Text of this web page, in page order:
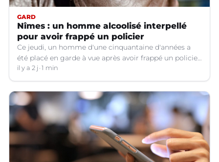
GARD
Nîmes : un homme alcoolisé interpellé
pour avoir frappé un policier
Ce jeudi, un homme d'une cinquantaine d'années a
été placé en garde à vue après avoir frappé un policier
hors service à Nîmes (Gard).
il y a 2 j 1 min